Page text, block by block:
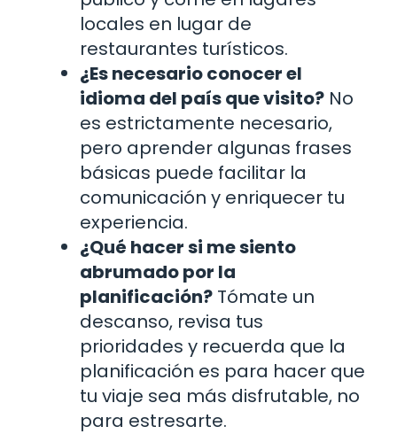
locales en lugar de
restaurantes turísticos.
¿Es necesario conocer el
idioma del país que visito? No
es estrictamente necesario,
pero aprender algunas frases
básicas puede facilitar la
comunicación y enriquecer tu
experiencia.
¿Qué hacer si me siento
abrumado por la
planificación? Tómate un
descanso, revisa tus
prioridades y recuerda que la
planificación es para hacer que
tu viaje sea más disfrutable, no
para estresarte.